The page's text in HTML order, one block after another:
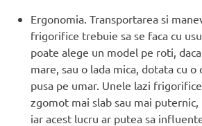
Ergonomia. Transportarea si
frigorifice trebuie sa se faca cu
poate alege un model pe roti,
mare, sau o lada mica, dotata cu
pusa pe umar. Unele lazi
zgomot mai slab sau mai
iar acest lucru ar putea sa